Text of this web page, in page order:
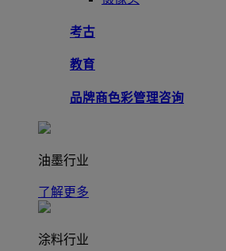
考古
教育
品牌商色彩管理咨询
油墨行业
了解更多
涂料行业